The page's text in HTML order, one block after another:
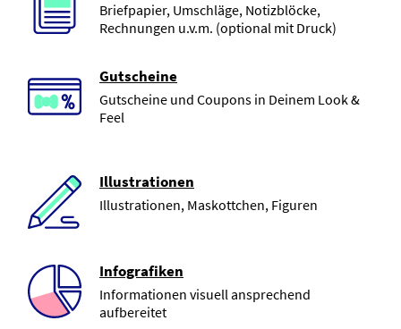
Briefpapier, Umschläge, Notizblöcke,
Rechnungen u.v.m. (optional mit Druck)
Gutscheine
Gutscheine und Coupons in Deinem Look &
Feel
Illustrationen
Illustrationen, Maskottchen, Figuren
Infografiken
Informationen visuell ansprechend
aufbereitet